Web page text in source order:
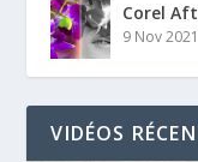
Corel
9 Nov 2021
VIDÉOS